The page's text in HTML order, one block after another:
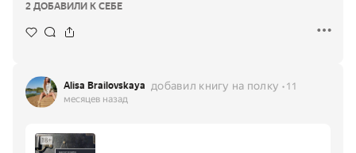
2 ДОБАВИЛИ К СЕБЕ
Alisa Brailovskaya добавил книгу на полку
11
месяцев назад